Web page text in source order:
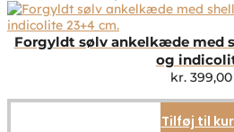
Forgyldt sølv ankelkæde med
og
kr.399,00
Tilføj til